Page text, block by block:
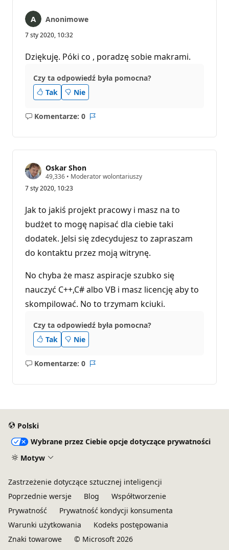
Anonimowe
7 sty 2020, 10:32
Dziękuję. Póki co , poradzę sobie makrami.
Czy ta odpowiedź była pomocna?
Tak
Nie
Komentarze: 0
Brak
Oskar Shon
49,336 P
n
y
r
e
p
t
j
• Moderator wolontariuszy
7 sty 2020, 10:23
Jak to jakiś projekt pracowy i masz na to
budżet to mogę napisać dla ciebie taki
dodatek. Jelsi się zdecydujesz to zapraszam
do kontaktu przez moją witrynę.
No chyba że masz aspiracje szubko się
nauczyć C++,C# albo VB i masz licencję aby to
skompilować. No to trzymam kciuki.
Czy ta odpowiedź była pomocna?
Tak
Nie
Komentarze: 0
Brak
Polski
Wybrane przez Ciebie opcje dotyczące prywatności
Motyw
Zastrzeżenie dotyczące sztucznej inteligencji
Poprzednie wersje
Blog
Współtworzenie
Prywatność
Prywatność kondycji konsumenta
Warunki użytkowania
Kodeks postępowania
Znaki towarowe
© Microsoft 2026